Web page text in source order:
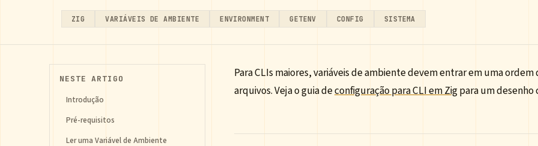
ZIG VARIÁVEIS DE AMBIENTE ENVIRONMENT GETENV CONFIG SISTEMA
NESTE ARTIGO
Introdução
Pré-requisitos
Ler uma Variável de Ambiente
Para CLIs maiores, variáveis de ambiente devem entrar em uma
arquivos. Veja o guia deconfiguração para CLI em Zigpara um